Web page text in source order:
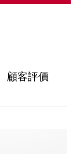
顧客評價